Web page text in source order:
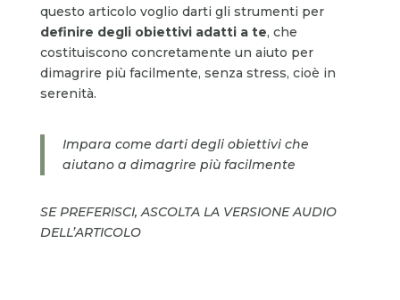
questo articolo voglio darti gli strumenti per
definire degli obiettivi adatti a te, che
costituiscono concretamente un aiuto per
dimagrire più facilmente, senza stress, cioè in
serenità.
Impara come darti degli obiettivi che
aiutano a dimagrire più facilmente
SE PREFERISCI, ASCOLTA LA VERSIONE AUDIO
DELL’ARTICOLO